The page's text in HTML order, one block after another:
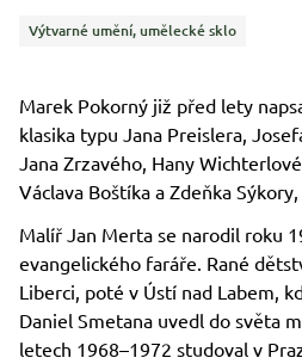
Kategorie
Výtvarné umění, umělecké sklo
Marek Pokorný již před lety
klasika typu Jana Preislera,
Jana Zrzavého, Hany
Václava Boštíka a Zdeňka
Malíř Jan Merta se narodil roku
evangelického faráře. Rané
Liberci, poté v Ústí nad Labem,
Daniel Smetana uvedl do světa
letech 1968–1972 studoval v